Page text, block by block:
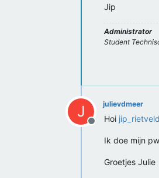
Jip
Administrator
Student
J
Offline
julievdmeer
Hoi jip_rietveld
Ik doe mijn
Groetjes Julie